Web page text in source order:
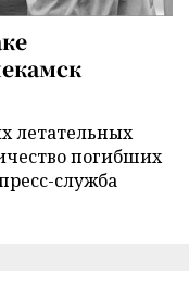
летательных
погибших
служба